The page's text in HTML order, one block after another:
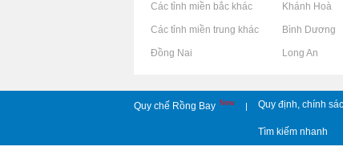
Rao vặt tại Các tỉnh miền bắc khácRao vặt tại Khánh Hoà
Rao vặt tại Các tỉnh miền trung khácRao vặt tại Bình Dương
Rao vặt tại Đồng Nai Rao vặt tại Long An
Quy chế Rồng Bay New | Quy định, chính
Tìm kiếm nhanh